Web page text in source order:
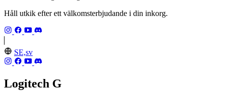
Håll utkik efter ett välkomsterbjudande i din inkorg.
SE,sv
Logitech G